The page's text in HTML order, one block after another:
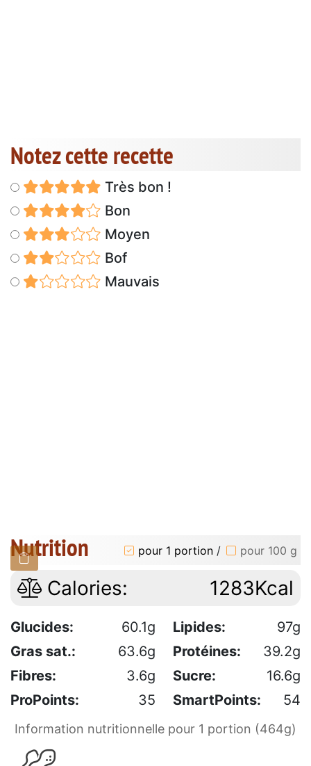
Notez cette recette
Très bon !
Bon
Moyen
Bof
Mauvais
Nutrition pour 1 portion / pour 100 g
Calories: 1283Kcal
Glucides: 60.1g Lipides:
97g
Gras sat.:
63.6g Protéines:
39.2g
Fibres:
3.6g Sucre:
16.6g
ProPoints:
35 SmartPoints: 54
Information nutritionnelle pour 1 portion (464g)